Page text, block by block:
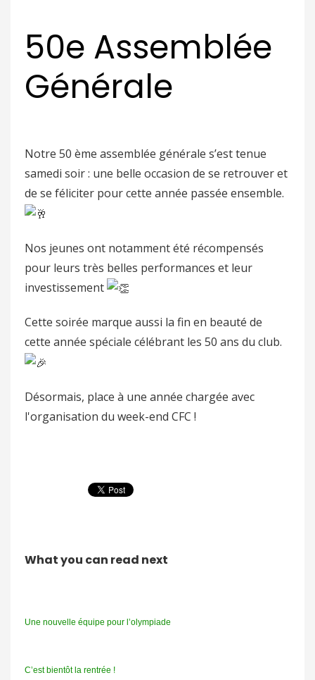
50e Assemblée
Générale
Notre 50 ème assemblée générale s’est tenue
samedi soir : une belle occasion de se retrouver et
de se féliciter pour cette année passée ensemble.
Nos jeunes ont notamment été récompensés
pour leurs très belles performances et leur
investissement
Cette soirée marque aussi la fin en beauté de
cette année spéciale célébrant les 50 ans du club.
Désormais, place à une année chargée avec
l'organisation du week-end CFC !
What you can read next
Une nouvelle équipe pour l’olympiade
C’est bientôt la rentrée !